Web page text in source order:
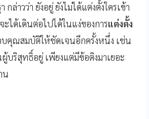
ล่าวว่า ยังอยู่ ยังไม่ได้แต่งตั้งใครเข้า
ได้เดินต่อไปได้ในแง่ของการแต่งตั้ง
คุณสมบัติให้ชัดเจนอีกครั้งหนึ่ง เช่น
ริสุทธิ์อยู่ เพียงแต่มีข้อติงมาเยอะ
น